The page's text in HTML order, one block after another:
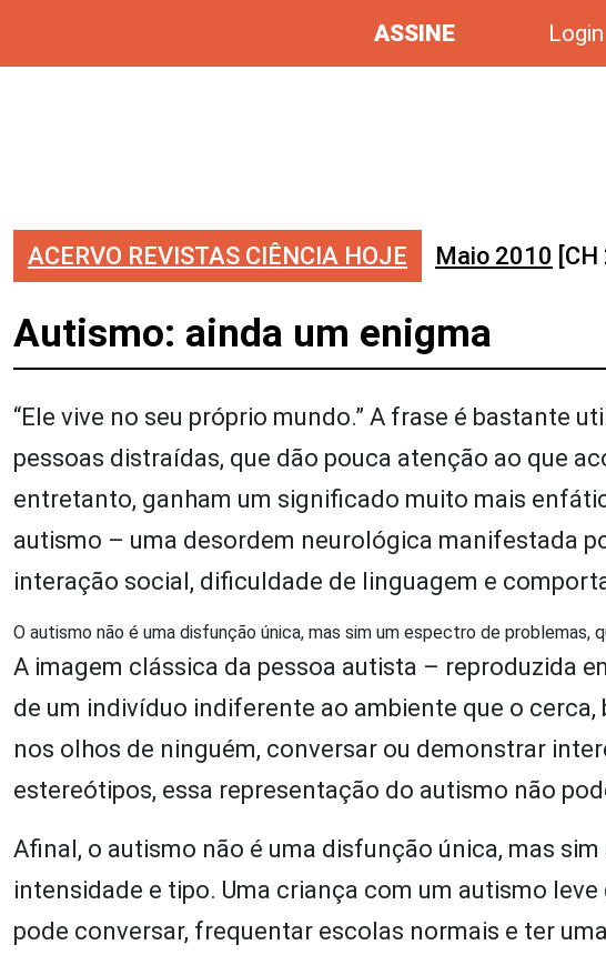
ASSINE Login
ACERVO REVISTAS CIÊNCIA HOJE Maio 2010 [CH
Autismo: ainda um enigma
“Ele vive no seu próprio mundo.” A frase é bastante
pessoas distraídas, que dão pouca atenção ao que
entretanto, ganham um significado muito mais
autismo – uma desordem neurológica manifestada
interação social, dificuldade de linguagem e
O autismo não é uma disfunção única, mas sim um espectro de problemas,
A imagem clássica da pessoa autista – reproduzida
de um indivíduo indiferente ao ambiente que o
nos olhos de ninguém, conversar ou demonstrar
estereótipos, essa representação do autismo não
Afinal, o autismo não é uma disfunção única, mas
intensidade e tipo. Uma criança com um autismo
pode conversar, frequentar escolas normais e ter